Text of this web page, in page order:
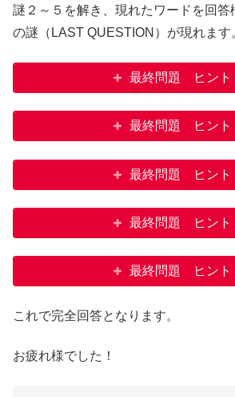
謎２～５を解き、現れたワードを回答
の謎（LAST QUESTION）が現れます
最終問題 ヒント
最終問題 ヒント
最終問題 ヒント
最終問題 ヒント
最終問題 ヒント
これで完全回答となります。
お疲れ様でした！